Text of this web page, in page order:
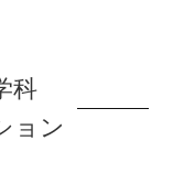
科
ョン